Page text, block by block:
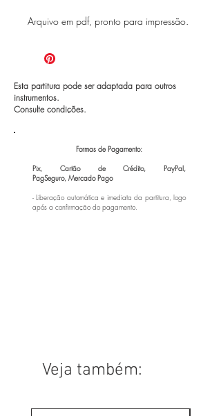
Arquivo em pdf, pronto para impressão.
Esta partitura pode ser adaptada para outros
instrumentos.
Consulte condições.
Formas de Pagamento:
Pix, Cartão de Crédito, PayPal,
PagSeguro, Mercado Pago
- Liberação automática e imediata da partitura, logo
após a confirmação do pagamento.
Veja também: